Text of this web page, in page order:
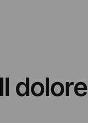
dolore